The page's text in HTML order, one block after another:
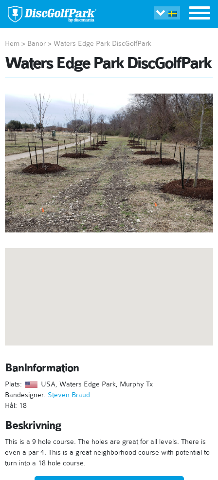
Hem > Banor > Waters Edge Park DiscGolfPark
Waters Edge Park DiscGolfPark
BanInformation
Plats:
USA, Waters Edge Park, Murphy Tx
Bandesigner: Steven Braud
Hål: 18
Beskrivning
This is a 9 hole course. The holes are great for all levels. There is
even a par 4. This is a great neighborhood course with potential to
turn into a 18 hole course.